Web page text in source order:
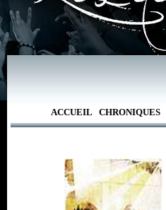
ACCUEIL CHRONIQUES